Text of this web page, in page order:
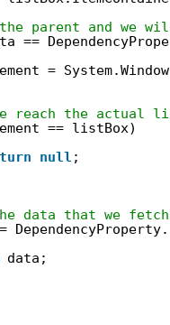
parent and we
==
=
reach the actual
== listBox)
null ;
data that we
data;